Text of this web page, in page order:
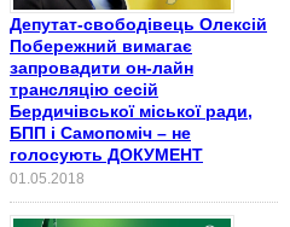
Депутат-свободівець Олексій
Побережний вимагає
запровадити он-лайн
трансляцію сесій
Бердичівської міської ради,
БПП і Самопоміч – не
голосують ДОКУМЕНТ
01.05.2018